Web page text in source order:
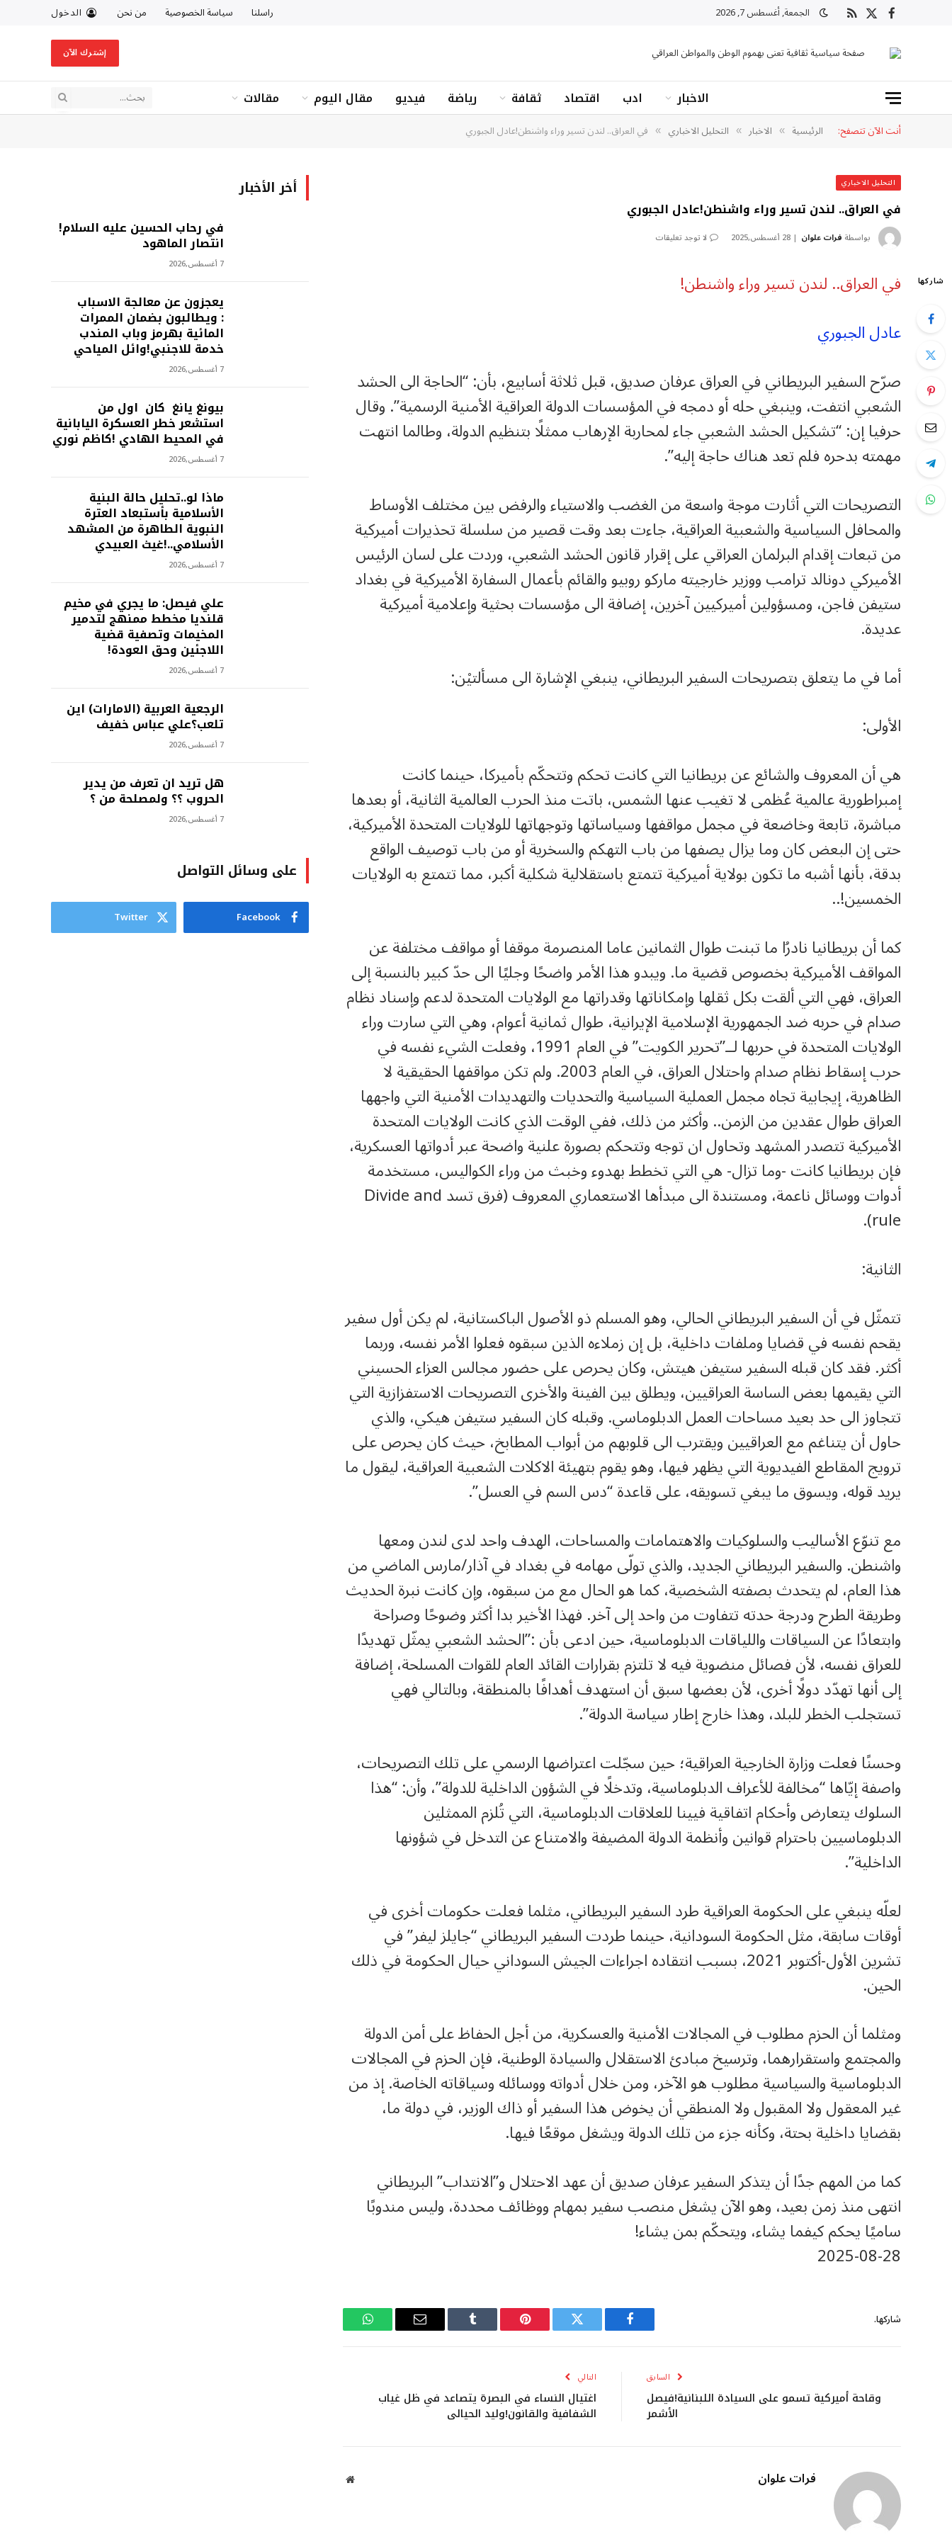
فيسبوك
X
RSS الجمعة, أغسطس 7, 2026 راسلنا سياسة الخصوصية من نحن الدخول
صفحة سياسية ثقافية تعنى بهموم الوطن والمواطن العراقي إشترك الآن
الاخبار ادب اقتصاد ثقافة رياضة فيديو مقال اليوم مقالات
أنت الآن تتصفح: الرئيسية » الاخبار » التحليل الاخباري » في العراق.. لندن تسير وراء واشنطن!عادل الجبوري
التحليل الاخباري
في العراق.. لندن تسير وراء واشنطن!عادل الجبوري
بواسطة فرات علوان 28 أغسطس,2025 لا توجد تعليقات
شاركها
في العراق.. لندن تسير وراء واشنطن!
عادل الجبوري
صرّح السفير البريطاني في العراق عرفان صديق، قبل ثلاثة أسابيع، بأن: “الحاجة الى الحشد
الشعبي انتفت، وينبغي حله أو دمجه في المؤسسات الدولة العراقية الأمنية الرسمية”. وقال
حرفيا إن: “تشكيل الحشد الشعبي جاء لمحاربة الإرهاب ممثلًا بتنظيم الدولة، وطالما انتهت
مهمته بدحره فلم تعد هناك حاجة إليه”.
التصريحات التي أثارت موجة واسعة من الغضب والاستياء والرفض بين مختلف الأوساط
والمحافل السياسية والشعبية العراقية، جاءت بعد وقت قصير من سلسلة تحذيرات أميركية
من تبعات إقدام البرلمان العراقي على إقرار قانون الحشد الشعبي، وردت على لسان الرئيس
الأميركي دونالد ترامب ووزير خارجيته ماركو روبيو والقائم بأعمال السفارة الأميركية في بغداد
ستيفن فاجن، ومسؤولين أميركيين آخرين، إضافة الى مؤسسات بحثية وإعلامية أميركية
عديدة.
أما في ما يتعلق بتصريحات السفير البريطاني، ينبغي الإشارة الى مسألتيْن:
الأولى:
هي أن المعروف والشائع عن بريطانيا التي كانت تحكم وتتحكّم بأميركا، حينما كانت
إمبراطورية عالمية عُظمى لا تغيب عنها الشمس، باتت منذ الحرب العالمية الثانية، أو بعدها
مباشرة، تابعة وخاضعة في مجمل مواقفها وسياساتها وتوجهاتها للولايات المتحدة الأميركية،
حتى إن البعض كان وما يزال يصفها من باب التهكم والسخرية أو من باب توصيف الواقع
بدقة، بأنها أشبه ما تكون بولاية أميركية تتمتع باستقلالية شكلية أكبر، مما تتمتع به الولايات
الخمسين!..
كما أن بريطانيا نادرُا ما تبنت طوال الثمانين عاما المنصرمة موقفا أو مواقف مختلفة عن
المواقف الأميركية بخصوص قضية ما. ويبدو هذا الأمر واضحًا وجليًا الى حدّ كبير بالنسبة إلى
العراق، فهي التي ألقت بكل ثقلها وإمكاناتها وقدراتها مع الولايات المتحدة لدعم وإسناد نظام
صدام في حربه ضد الجمهورية الإسلامية الإيرانية، طوال ثمانية أعوام، وهي التي سارت وراء
الولايات المتحدة في حربها لــ”تحرير الكويت” في العام 1991، وفعلت الشيء نفسه في
حرب إسقاط نظام صدام واحتلال العراق، في العام 2003. ولم تكن مواقفها الحقيقية لا
الظاهرية، إيجابية تجاه مجمل العملية السياسية والتحديات والتهديدات الأمنية التي واجهها
العراق طوال عقدين من الزمن.. وأكثر من ذلك، ففي الوقت الذي كانت الولايات المتحدة
الأميركية تتصدر المشهد وتحاول ان توجه وتتحكم بصورة علنية واضحة عبر أدواتها العسكرية،
فإن بريطانيا كانت -وما تزال- هي التي تخطط بهدوء وخبث من وراء الكواليس، مستخدمة
أدوات ووسائل ناعمة، ومستندة الى مبدأها الاستعماري المعروف (فرق تسد Divide and
rule).
الثانية:
تتمثّل في أن السفير البريطاني الحالي، وهو المسلم ذو الأصول الباكستانية، لم يكن أول سفير
يقحم نفسه في قضايا وملفات داخلية، بل إن زملاءه الذين سبقوه فعلوا الأمر نفسه، وربما
أكثر. فقد كان قبله السفير ستيفن هيتش، وكان يحرص على حضور مجالس العزاء الحسيني
التي يقيمها بعض الساسة العراقيين، ويطلق بين الفينة والأخرى التصريحات الاستفزازية التي
تتجاوز الى حد بعيد مساحات العمل الدبلوماسي. وقبله كان السفير ستيفن هيكي، والذي
حاول أن يتناغم مع العراقيين ويقترب الى قلوبهم من أبواب المطابخ، حيث كان يحرص على
ترويج المقاطع الفيديوية التي يظهر فيها، وهو يقوم بتهيئة الاكلات الشعبية العراقية، ليقول ما
يريد قوله، ويسوق ما يبغي تسويقه، على قاعدة “دس السم في العسل”.
مع تنوّع الأساليب والسلوكيات والاهتمامات والمساحات، الهدف واحد لدى لندن ومعها
واشنطن. والسفير البريطاني الجديد، والذي تولّى مهامه في بغداد في آذار/مارس الماضي من
هذا العام، لم يتحدث بصفته الشخصية، كما هو الحال مع من سبقوه، وإن كانت نبرة الحديث
وطريقة الطرح ودرجة حدته تتفاوت من واحد إلى آخر. فهذا الأخير بدا أكثر وضوحًا وصراحة
وابتعادًا عن السياقات واللياقات الدبلوماسية، حين ادعى بأن :”الحشد الشعبي يمثّل تهديدًا
للعراق نفسه، لأن فصائل منضوية فيه لا تلتزم بقرارات القائد العام للقوات المسلحة، إضافة
إلى أنها تهدّد دولًا أخرى، لأن بعضها سبق أن استهدف أهدافًا بالمنطقة، وبالتالي فهي
تستجلب الخطر للبلد، وهذا خارج إطار سياسة الدولة”.
وحسنًا فعلت وزارة الخارجية العراقية؛ حين سجّلت اعتراضها الرسمي على تلك التصريحات،
واصفة إيّاها “مخالفة للأعراف الدبلوماسية، وتدخلًا في الشؤون الداخلية للدولة”، وأن: “هذا
السلوك يتعارض وأحكام اتفاقية فيينا للعلاقات الدبلوماسية، التي تُلزم الممثلين
الدبلوماسيين باحترام قوانين وأنظمة الدولة المضيفة والامتناع عن التدخل في شؤونها
الداخلية”.
لعلّه ينبغي على الحكومة العراقية طرد السفير البريطاني، مثلما فعلت حكومات أخرى في
أوقات سابقة، مثل الحكومة السودانية، حينما طردت السفير البريطاني “جايلز ليفر” في
تشرين الأول-أكتوبر 2021، بسبب انتقاده اجراءات الجيش السوداني حيال الحكومة في ذلك
الحين.
ومثلما أن الحزم مطلوب في المجالات الأمنية والعسكرية، من أجل الحفاظ على أمن الدولة
والمجتمع واستقرارهما، وترسيخ مبادئ الاستقلال والسيادة الوطنية، فإن الحزم في المجالات
الدبلوماسية والسياسية مطلوب هو الآخر، ومن خلال أدواته ووسائله وسياقاته الخاصة. إذ من
غير المعقول ولا المقبول ولا المنطقي أن يخوض هذا السفير أو ذاك الوزير، في دولة ما،
بقضايا داخلية بحتة، وكأنه جزء من تلك الدولة ويشغل موقعًا فيها.
كما من المهم جدًا أن يتذكر السفير عرفان صديق أن عهد الاحتلال و”الانتداب” البريطاني
انتهى منذ زمن بعيد، وهو الآن يشغل منصب سفير بمهام ووظائف محددة، وليس مندوبًا
ساميًا يحكم كيفما يشاء، ويتحكّم بمن يشاء!
‎2025-‎08-‎28
شاركها.
فيسبوك تويتر بينتيريستTumblr
البريد
واتساب
السابق
وقاحة أميركية تسمو على السيادة اللبنانية!فيصل
الأشمر
التالي
اغتيال النساء في البصرة يتصاعد في ظل غياب
الشفافية والقانون!وليد الحيالي
فرات علوان
موقع
أخر الأخبار
في رحاب الحسين عليه السلام!
انتصار الماهود
7 أغسطس,2026
يعجزون عن معالجة الاسباب
: ويطالبون بضمان الممرات
المائية بهرمز وباب المندب
خدمة للاجنبي!وائل المياحي
7 أغسطس,2026
بيونغ يانغ كان اول من
استشعر خطر العسكرة اليابانية
في المحيط الهادي !كاظم نوري
7 أغسطس,2026
ماذا لو..تحليل حالة البنية
الأسلامية بأستبعاد العترة
النبوية الطاهرة من المشهد
الأسلامي..!غيث العبيدي
7 أغسطس,2026
علي فيصل: ما يجري في مخيم
قلنديا مخطط ممنهج لتدمير
المخيمات وتصفية قضية
اللاجئين وحق العودة!
7 أغسطس,2026
الرجعية العربية (الامارات) اين
تلعب؟علي عباس خفيف
7 أغسطس,2026
هل تريد ان تعرف من يدير
الحروب ؟؟ ولمصلحة من ؟
7 أغسطس,2026
على وسائل التواصل
Facebook
Twitter